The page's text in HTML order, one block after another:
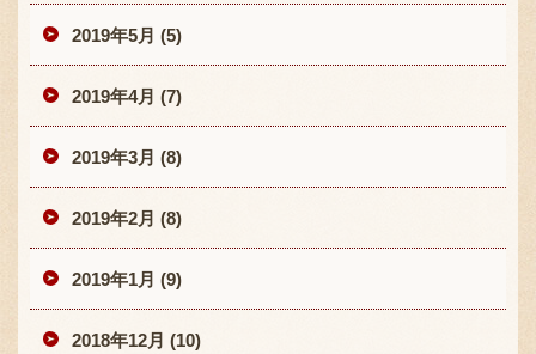
2019年5月 (5)
2019年4月 (7)
2019年3月 (8)
2019年2月 (8)
2019年1月 (9)
2018年12月 (10)